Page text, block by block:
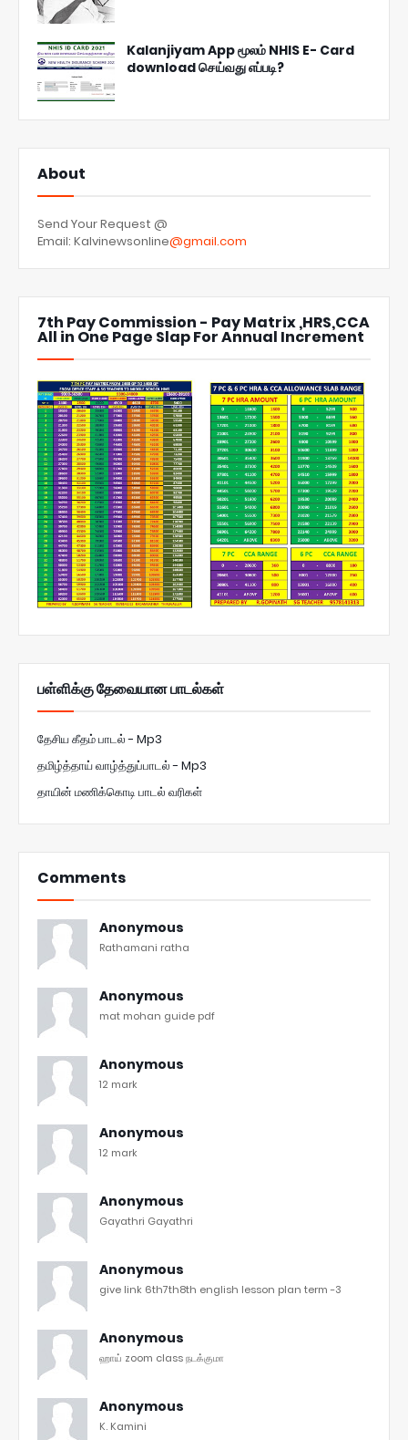
Kalanjiyam App மூலம் NHIS E- Card
download செய்வது எப்படி?
About
Send Your Request @
Email: Kalvinewsonline@gmail.com
7th Pay Commission - Pay Matrix ,HRS,CCA
All in One Page Slap For Annual Increment
பள்ளிக்கு தேவையான பாடல்கள்
தேசிய கீதம் பாடல் - Mp3
தமிழ்த்தாய் வாழ்த்துப்பாடல் - Mp3
தாயின் மணிக்கொடி பாடல் வரிகள்
Comments
Anonymous
Rathamani ratha
Anonymous
mat mohan guide pdf
Anonymous
12 mark
Anonymous
12 mark
Anonymous
Gayathri Gayathri
Anonymous
give link 6th7th8th english lesson plan term -3
Anonymous
ஹாய் zoom class நடக்குமா
Anonymous
K. Kamini